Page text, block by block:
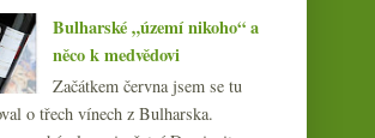
dubna
března
února
ledna (20)
(239)
Bulharské „území nikoho“ a
něco k medvědovi
Začátkem června jsem se tu
o třech vínech z Bulharska.